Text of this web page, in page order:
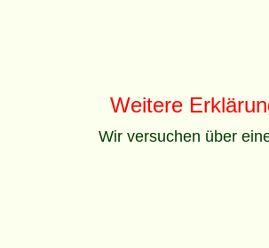
Weitere
Wir versuchen über